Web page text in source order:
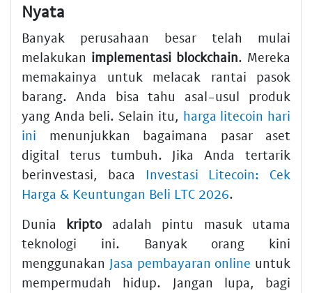
Nyata
Banyak perusahaan besar telah mulai
melakukan implementasi blockchain. Mereka
memakainya untuk melacak rantai pasok
barang. Anda bisa tahu asal-usul produk
yang Anda beli. Selain itu, harga litecoin hari
ini menunjukkan bagaimana pasar aset
digital terus tumbuh. Jika Anda tertarik
berinvestasi, baca Investasi Litecoin: Cek
Harga & Keuntungan Beli LTC 2026.
Dunia kriptoadalah pintu masuk utama
teknologi ini. Banyak orang kini
menggunakan Jasa pembayaran online untuk
mempermudah hidup. Jangan lupa, bagi